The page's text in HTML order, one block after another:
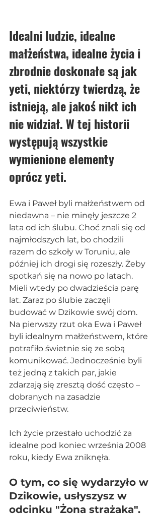
Idealni ludzie, idealne
małżeństwa, idealne życia i
zbrodnie doskonałe są jak
yeti, niektórzy twierdzą, że
istnieją, ale jakoś nikt ich
nie widział. W tej historii
występują wszystkie
wymienione elementy
oprócz yeti.
Ewa i Paweł byli małżeństwem od
niedawna – nie minęły jeszcze 2
lata od ich ślubu. Choć znali się od
najmłodszych lat, bo chodzili
razem do szkoły w Toruniu, ale
później ich drogi się rozeszły. Żeby
spotkań się na nowo po latach.
Mieli wtedy po dwadzieścia parę
lat. Zaraz po ślubie zaczęli
budować w Dzikowie swój dom.
Na pierwszy rzut oka Ewa i Paweł
byli idealnym małżeństwem, które
potrafiło świetnie się ze sobą
komunikować. Jednocześnie byli
też jedną z takich par, jakie
zdarzają się zresztą dość często –
dobranych na zasadzie
przeciwieństw.
Ich życie przestało uchodzić za
idealne pod koniec września 2008
roku, kiedy Ewa zniknęła.
O tym, co się wydarzyło w
Dzikowie, usłyszysz w
odcinku "Żona strażaka".